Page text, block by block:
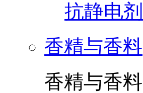
抗静电剂
香精与香料
香精与香料